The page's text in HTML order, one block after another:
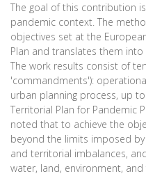
The goal of this contribution
pandemic context. The
objectives set at the
Plan and translates them
The work results consist of
'commandments'):
urban planning process, up
Territorial Plan for Pandemic
noted that to achieve the
beyond the limits imposed
and territorial imbalances,
water, land, environment,